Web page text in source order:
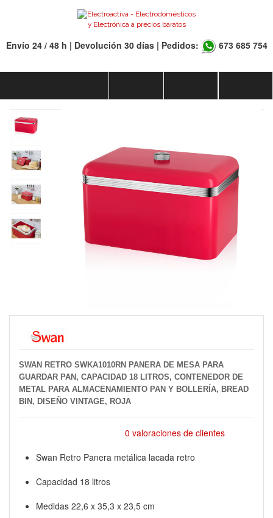
Envío 24 / 48 h | Devolución 30 días | Pedidos: 673 685 754
SWAN RETRO SWKA1010RN PANERA DE MESA PARA
GUARDAR PAN, CAPACIDAD 18 LITROS, CONTENEDOR DE
METAL PARA ALMACENAMIENTO PAN Y BOLLERÍA, BREAD
BIN, DISEÑO VINTAGE, ROJA
0 valoraciones de clientes
Swan Retro Panera metálica lacada retro
Capacidad 18 litros
Medidas 22,6 x 35,3 x 23,5 cm